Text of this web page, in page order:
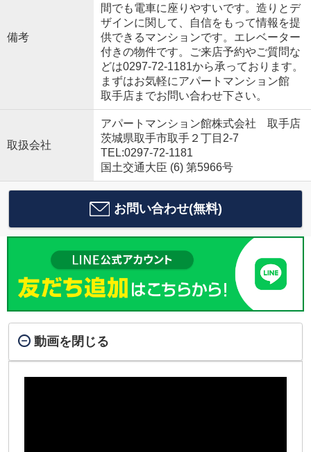
備考
間でも電車に座りやすいです。造りとデ
ザインに関して、自信をもって情報を提
供できるマンションです。エレベーター
付きの物件です。ご来店予約やご質問な
どは0297-72-1181から承っております。
まずはお気軽にアパートマンション館
取手店までお問い合わせ下さい。
取扱会社
アパートマンション館株式会社 取手店
茨城県取手市取手２丁目2-7
TEL:0297-72-1181
国土交通大臣 (6) 第5966号
お問い合わせ(無料)
動画を閉じる